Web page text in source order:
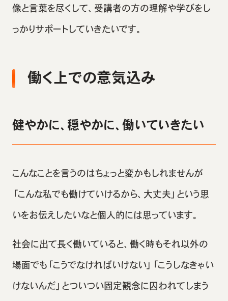
像と言葉を尽くして、受講者の方の理解や学びをし
っかりサポートしていきたいです。
働く上での意気込み
健やかに、穏やかに、働いていきたい
こんなことを言うのはちょっと変かもしれませんが
「こんな私でも働けていけるから、大丈夫」という思
いをお伝えしたいなと個人的には思っています。
社会に出て長く働いていると、働く時もそれ以外の
場面でも「こうでなければいけない」「こうしなきゃい
けないんだ」とついつい固定観念に囚われてしまう